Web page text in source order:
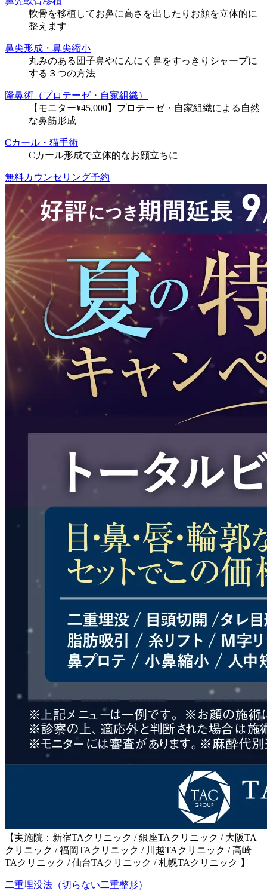
軟骨を移植してお鼻に高さを出したりお顔を立体的に
整えます
鼻尖形成・鼻尖縮小
丸みのある団子鼻やにんにく鼻をすっきりシャープに
する３つの方法
隆鼻術（プロテーゼ・自家組織）
【モニター¥45,000】プロテーゼ・自家組織による自然
な鼻筋形成
Cカール・猫手術
Cカール形成で立体的なお顔立ちに
無料カウンセリング予約
【実施院：新宿TAクリニック / 銀座TAクリニック / 大阪TA
クリニック / 福岡TAクリニック / 川越TAクリニック / 高崎
TAクリニック / 仙台TAクリニック / 札幌TAクリニック 】
二重埋没法（切らない二重整形）